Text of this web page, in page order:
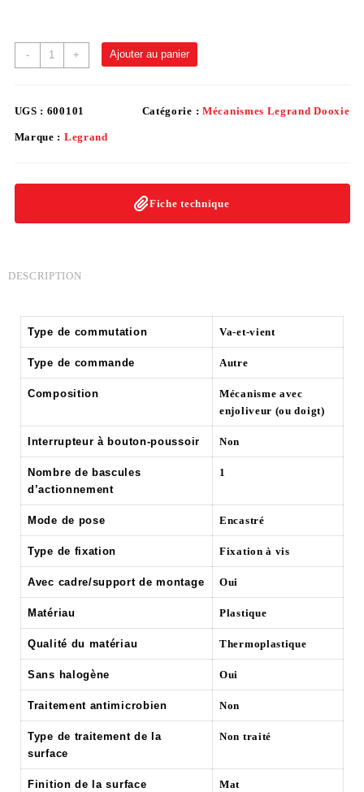
- + Ajouter au panier
UGS : 600101 Catégorie : Mécanismes Legrand Dooxie
Marque : Legrand
Fiche technique
DESCRIPTION
Type de commutation Va-et-vient
Type de commande Autre
Composition
Mécanisme avec
enjoliveur (ou doigt)
Interrupteur à bouton-poussoir Non
Nombre de bascules
d’actionnement
1
Mode de pose Encastré
Type de fixation Fixation à vis
Avec cadre/support de montage Oui
Matériau Plastique
Qualité du matériau Thermoplastique
Sans halogène Oui
Traitement antimicrobien Non
Type de traitement de la
surface
Non traité
Finition de la surface Mat